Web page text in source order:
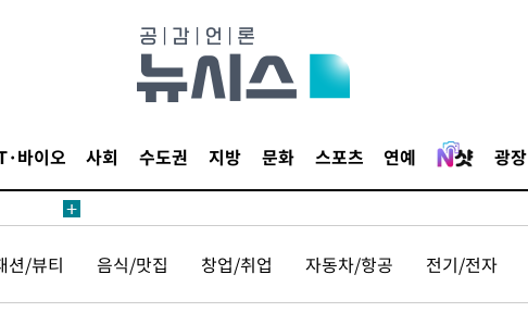
바이오 사회 수도권 지방 문화 스포츠 연예 광장
션/뷰티 음식/맛집 창업/취업 자동차/항공 전기/전자